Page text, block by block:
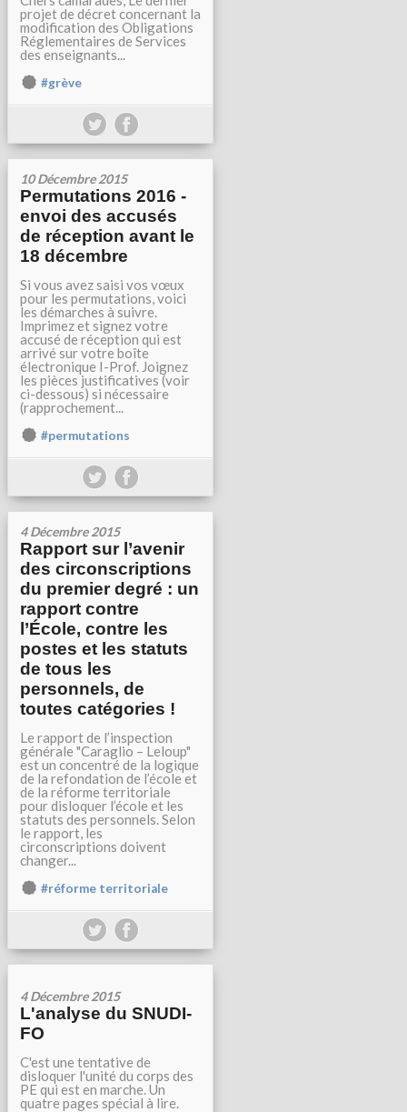
projet de décret concernant la
modification des Obligations
Réglementaires de Services
des enseignants...
#grève
10 Décembre 2015
Permutations 2016 -
envoi des accusés
de réception avant le
18 décembre
Si vous avez saisi vos vœux
pour les permutations, voici
les démarches à suivre.
Imprimez et signez votre
accusé de réception qui est
arrivé sur votre boîte
électronique I-Prof. Joignez
les pièces justificatives (voir
ci-dessous) si nécessaire
(rapprochement...
#permutations
4 Décembre 2015
Rapport sur l’avenir
des circonscriptions
du premier degré : un
rapport contre
l’École, contre les
postes et les statuts
de tous les
personnels, de
toutes catégories !
Le rapport de l’inspection
générale "Caraglio – Leloup"
est un concentré de la logique
de la refondation de l’école et
de la réforme territoriale
pour disloquer l’école et les
statuts des personnels. Selon
le rapport, les
circonscriptions doivent
changer...
#réforme territoriale
4 Décembre 2015
L'analyse du SNUDI-
FO
C'est une tentative de
disloquer l'unité du corps des
PE qui est en marche. Un
quatre pages spécial à lire.